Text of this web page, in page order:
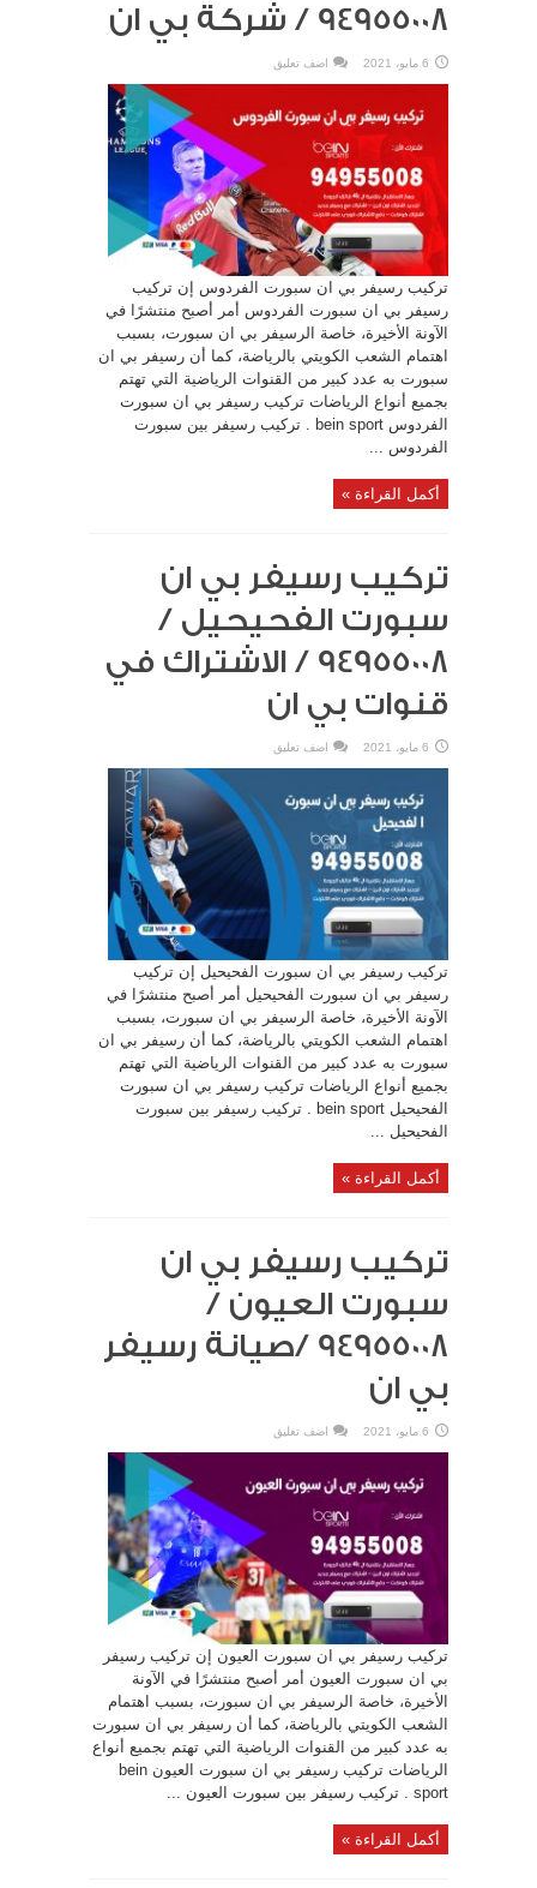
94955008 / شركة بي ان
6 مايو، 2021 اضف تعليق
تركيب رسيفر بي ان سبورت الفردوس إن تركيب
رسيفر بي ان سبورت الفردوس أمر أصبح منتشرًا في
الآونة الأخيرة، خاصة الرسيفر بي ان سبورت، بسبب
اهتمام الشعب الكويتي بالرياضة، كما أن رسيفر بي ان
سبورت به عدد كبير من القنوات الرياضية التي تهتم
بجميع أنواع الرياضات تركيب رسيفر بي ان سبورت
الفردوس bein sport . تركيب رسيفر بين سبورت
الفردوس ...
أكمل القراءة »
تركيب رسيفر بي ان
سبورت الفحيحيل /
94955008 / الاشتراك في
قنوات بي ان
6 مايو، 2021 اضف تعليق
تركيب رسيفر بي ان سبورت الفحيحيل إن تركيب
رسيفر بي ان سبورت الفحيحيل أمر أصبح منتشرًا في
الآونة الأخيرة، خاصة الرسيفر بي ان سبورت، بسبب
اهتمام الشعب الكويتي بالرياضة، كما أن رسيفر بي ان
سبورت به عدد كبير من القنوات الرياضية التي تهتم
بجميع أنواع الرياضات تركيب رسيفر بي ان سبورت
الفحيحيل bein sport . تركيب رسيفر بين سبورت
الفحيحيل ...
أكمل القراءة »
تركيب رسيفر بي ان
سبورت العيون /
94955008 /صيانة رسيفر
بي ان
6 مايو، 2021 اضف تعليق
تركيب رسيفر بي ان سبورت العيون إن تركيب رسيفر
بي ان سبورت العيون أمر أصبح منتشرًا في الآونة
الأخيرة، خاصة الرسيفر بي ان سبورت، بسبب اهتمام
الشعب الكويتي بالرياضة، كما أن رسيفر بي ان سبورت
به عدد كبير من القنوات الرياضية التي تهتم بجميع أنواع
الرياضات تركيب رسيفر بي ان سبورت العيون bein
sport . تركيب رسيفر بين سبورت العيون ...
أكمل القراءة »